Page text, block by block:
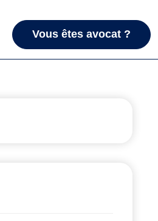
Vous êtes avocat ?